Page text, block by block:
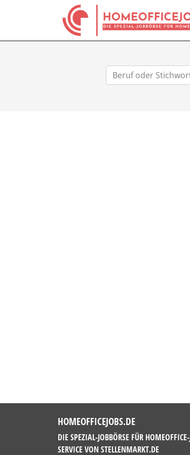
HOMEOFFICEJOBS.DE
DIE SPEZIAL-JOBBÖRSE FÜR
SERVICE VON STELLENMARKT.DE